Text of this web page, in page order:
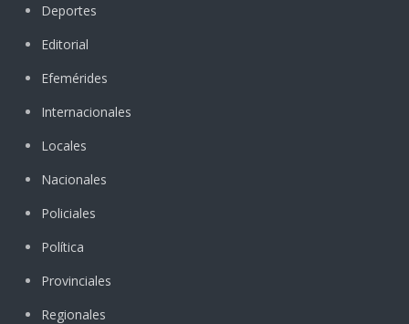
Deportes
Editorial
Efemérides
Internacionales
Locales
Nacionales
Policiales
Política
Provinciales
Regionales